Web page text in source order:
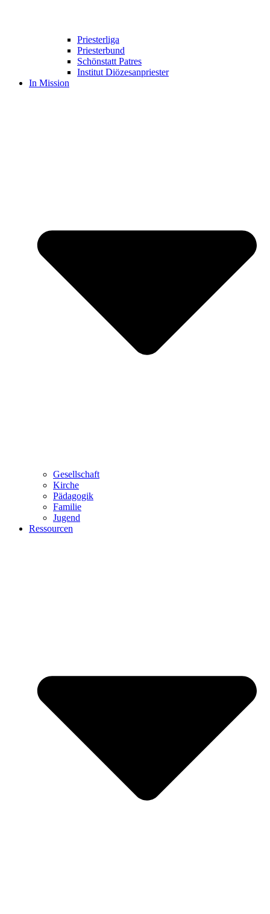
Priesterliga
Priesterbund
Schönstatt Patres
Institut Diözesanpriester
In Mission
Gesellschaft
Kirche
Pädagogik
Familie
Jugend
Ressourcen